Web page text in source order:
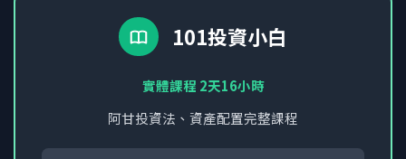
101投資小白
實體課程 2天16小時
阿甘投資法、資產配置完整課程